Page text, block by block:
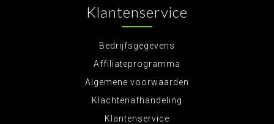
Klantenservice
Bedrijfsgegevens
Affiliateprogramma
Algemene voorwaarden
Klachtenafhandeling
Klantenservice